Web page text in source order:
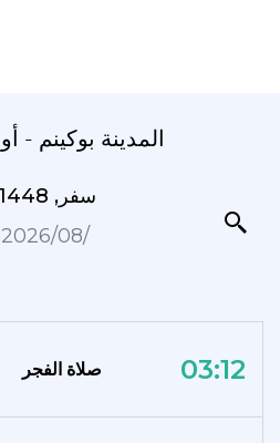
المدينة بوكينم -
25 سفر, 1448
08‏/08‏/2026
صلاة الفجر 03:12